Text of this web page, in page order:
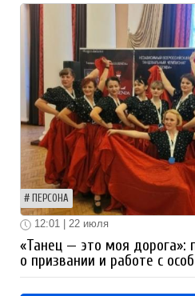
ПЕРСОНА
12:01 | 22 июля
«Танец — это моя дорога»:
о призвании и работе с